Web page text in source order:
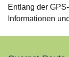
Entlang der
Informationen